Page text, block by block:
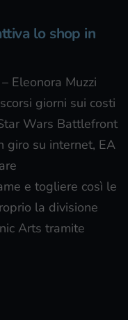
lo shop in
– Eleonora Muzzi
giorni sui costi
Wars Battlefront
giro su internet, EA
e togliere così le
la divisione
Arts tramite